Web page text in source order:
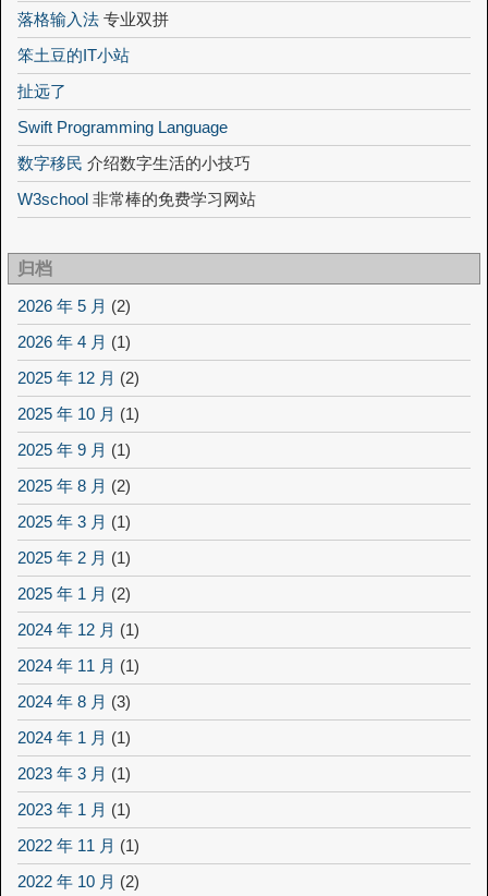
落格输入法 专业双拼
笨土豆的IT小站
扯远了
Swift Programming Language
数字移民 介绍数字生活的小技巧
W3school 非常棒的免费学习网站
归档
2026 年 5 月 (2)
2026 年 4 月 (1)
2025 年 12 月 (2)
2025 年 10 月 (1)
2025 年 9 月 (1)
2025 年 8 月 (2)
2025 年 3 月 (1)
2025 年 2 月 (1)
2025 年 1 月 (2)
2024 年 12 月 (1)
2024 年 11 月 (1)
2024 年 8 月 (3)
2024 年 1 月 (1)
2023 年 3 月 (1)
2023 年 1 月 (1)
2022 年 11 月 (1)
2022 年 10 月 (2)